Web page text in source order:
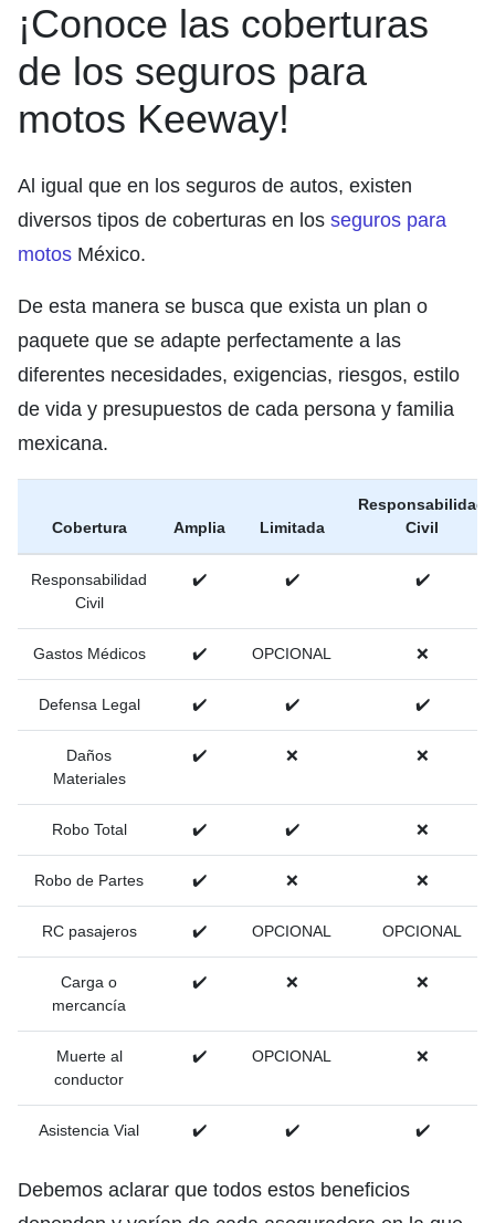
¡Conoce las coberturas
de los seguros para
motos Keeway!
Al igual que en los seguros de autos, existen
diversos tipos de coberturas en los seguros para
motos México.
De esta manera se busca que exista un plan o
paquete que se adapte perfectamente a las
diferentes necesidades, exigencias, riesgos, estilo
de vida y presupuestos de cada persona y familia
mexicana.
Cobertura Amplia Limitada
Responsabilidad
Civil
Responsabilidad
Civil
✔️ ✔️ ✔️
Gastos Médicos ✔️ OPCIONAL ❌
Defensa Legal ✔️ ✔️ ✔️
Daños
Materiales
✔️ ❌ ❌
Robo Total ✔️ ✔️ ❌
Robo de Partes ✔️ ❌ ❌
RC pasajeros ✔️ OPCIONAL OPCIONAL
Carga o
mercancía
✔️ ❌ ❌
Muerte al
conductor
✔️ OPCIONAL ❌
Asistencia Vial ✔️ ✔️ ✔️
Debemos aclarar que todos estos beneficios